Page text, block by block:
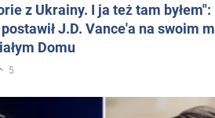
z Ukrainy. I ja też tam
J.D. Vance'a na swoim
Domu
5